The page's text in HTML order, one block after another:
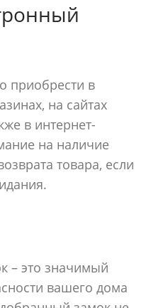
приобрести в
на сайтах
в интернет-
на наличие
товара, если
– это значимый
вашего дома